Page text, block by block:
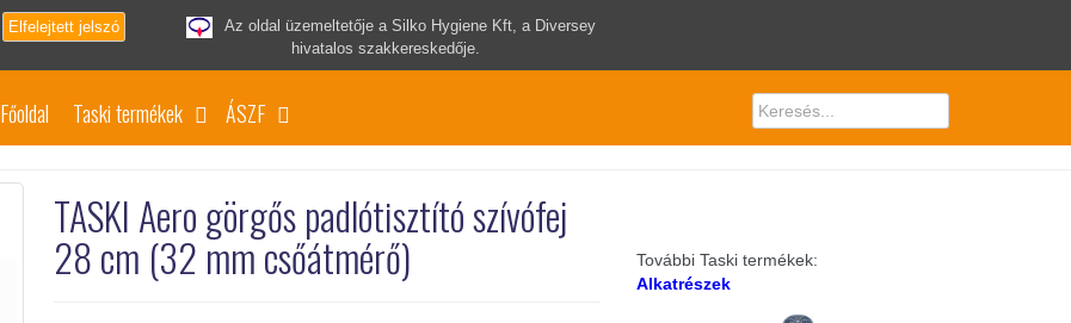
Elfelejtett jelszó
Az oldal üzemeltetője a Silko Hygiene Kft, a Diversey
hivatalos szakkereskedője.
Főoldal Taski termékek ÁSZF
TASKI Aero görgős padlótisztító szívófej
28 cm (32 mm csőátmérő)
További Taski termékek:
Alkatrészek